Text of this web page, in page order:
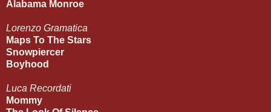
Alabama Monroe
Lorenzo Gramatica
Maps To The Stars
Snowpiercer
Boyhood
Luca Recordati
Mommy